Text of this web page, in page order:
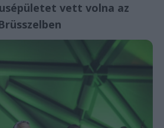
vett volna az